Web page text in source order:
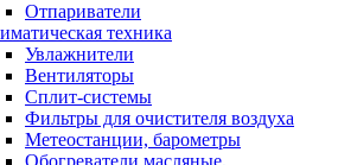
Отпариватели
техника
Увлажнители
Вентиляторы
Сплит-системы
Фильтры для очистителя воздуха
Метеостанции, барометры